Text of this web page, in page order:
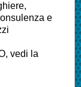
e
vedi la